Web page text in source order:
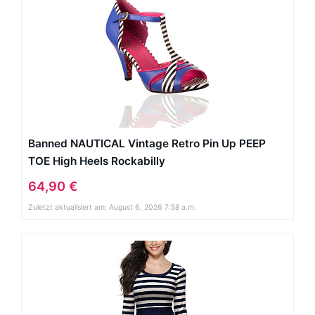
Banned NAUTICAL Vintage Retro Pin Up PEEP
TOE High Heels Rockabilly
64,90 €
Zuletzt aktualisiert am: August 6, 2026 7:58 a.m.